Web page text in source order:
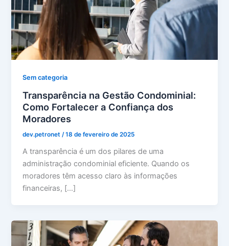
Sem categoria
Transparência na Gestão Condominial:
Como Fortalecer a Confiança dos
Moradores
dev.petronet /18 de fevereiro de 2025
A transparência é um dos pilares de uma
administração condominial eficiente. Quando os
moradores têm acesso claro às informações
financeiras, […]